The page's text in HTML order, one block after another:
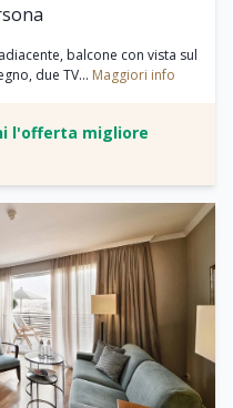
balcone con vista sul
due TV... Maggiori info
l'offerta migliore